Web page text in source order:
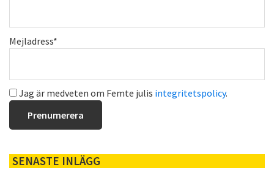
Mejladress*
Jag är medveten om Femte julis integritetspolicy.
SENASTE INLÄGG